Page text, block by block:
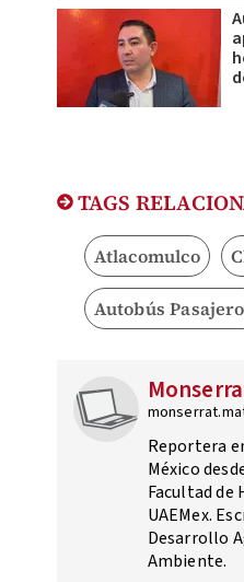
TAGS
Atlacomulco
Autobús
Reportera
México
Facultad de
UAEMex.
Desarrollo
Ambiente.